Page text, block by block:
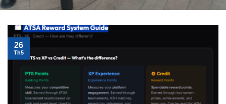
26
Th5